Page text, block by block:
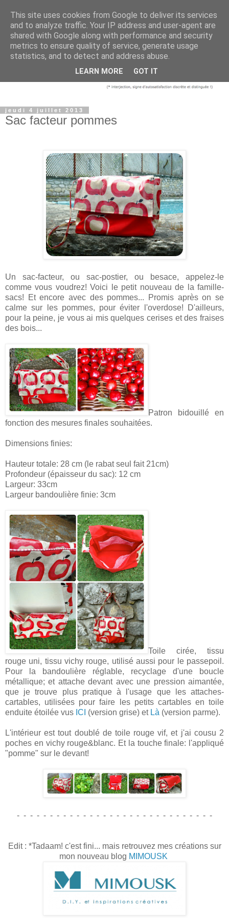
jeudi 4 juillet 2013
Sac facteur pommes
Un sac-facteur, ou sac-postier, ou besace, appelez-le
comme vous voudrez! Voici le petit nouveau de la famille-
sacs! Et encore avec des pommes... Promis après on se
calme sur les pommes, pour éviter l'overdose! D'ailleurs,
pour la peine, je vous ai mis quelques cerises et des fraises
des bois...
Patron bidouillé en
fonction des mesures finales souhaitées.
Dimensions finies:
Hauteur totale: 28 cm (le rabat seul fait 21cm)
Profondeur (épaisseur du sac): 12 cm
Largeur: 33cm
Largeur bandoulière finie: 3cm
Toile cirée, tissu
rouge uni, tissu vichy rouge, utilisé aussi pour le passepoil.
Pour la bandoulière réglable, recyclage d'une boucle
métallique; et attache devant avec une pression aimantée,
que je trouve plus pratique à l'usage que les attaches-
cartables, utilisées pour faire les petits cartables en toile
enduite étoilée vus ICI (version grise) et Là (version parme).
L'intérieur est tout doublé de toile rouge vif, et j'ai cousu 2
poches en vichy rouge&blanc. Et la touche finale: l'appliqué
"pomme" sur le devant!
- - - - - - - - - - - - - - - - - - - - - - - - - - - - - -
Edit : *Tadaam! c'est fini... mais retrouvez mes créations sur
mon nouveau blog MIMOUSK
This site uses cookies from Google to deliver its services
and to analyze traffic. Your IP address and user-agent are
shared with Google along with performance and security
metrics to ensure quality of service, generate usage
statistics, and to detect and address abuse.
LEARN MORE GOT IT